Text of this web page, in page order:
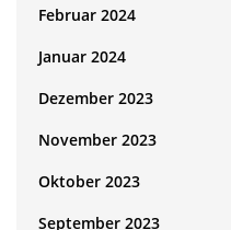
Februar 2024
Januar 2024
Dezember 2023
November 2023
Oktober 2023
September 2023